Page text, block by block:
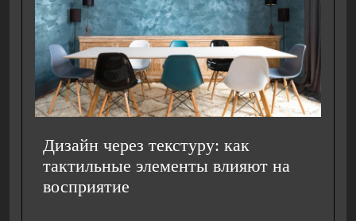
Дизайн через текстуру: как
тактильные элементы влияют на
восприятие